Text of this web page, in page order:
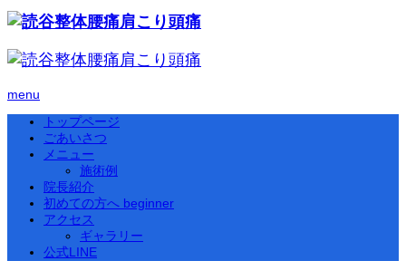
menu
トップページ
ごあいさつ
メニュー
施術例
院長紹介
初めての方へ beginner
アクセス
ギャラリー
公式LINE